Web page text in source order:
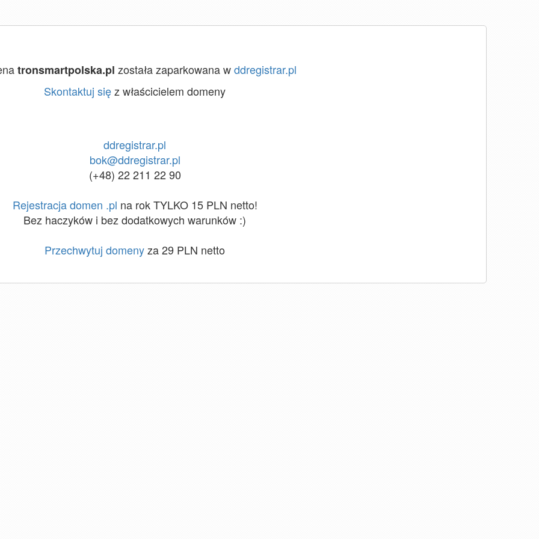
tronsmartpolska.pl została zaparkowana wddregistrar.pl
Skontaktuj sięz właścicielem domeny
ddregistrar.pl
bok@ddregistrar.pl
(+48) 22 211 22 90
Rejestracja domen .pl na rok TYLKO 15 PLN netto!
Bez haczyków i bez dodatkowych warunków :)
Przechwytuj domenyza 29 PLN netto